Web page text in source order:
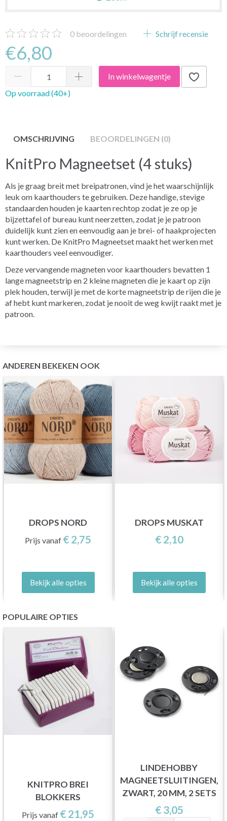
0 beoordelingen Schrijf recensie
€6,80
In winkelwagentje
Op voorraad (40+)
OMSCHRIJVING BEOORDELINGEN (0)
KnitPro Magneetset (4 stuks)
Als je graag breit met breipatronen, vind je het waarschijnlijk
leuk om kaarthouders te gebruiken. Deze handige, stevige
standaarden houden je kaarten rechtop zodat je ze op je
bijzettafel of bureau kunt neerzetten, zodat je je patroon
duidelijk kunt zien en eenvoudig aan je brei- of haakprojecten
kunt werken. De KnitPro Magneetset maakt het werken met
kaarthouders veel eenvoudiger.
Deze vervangende magneten voor kaarthouders bevatten 1
lange magneetstrip en 2 kleine magneten die je kaart op zijn
plek houden, terwijl je met de korte magneetstrip de rijen die je
af hebt kunt markeren, zodat je nooit de weg kwijt raakt met je
patroon.
ANDEREN BEKEKEN OOK
DROPS NORD
Prijs vanaf € 2,75
Bekijk alle opties
DROPS MUSKAT
€ 2,10
Bekijk alle opties
POPULAIRE OPTIES
KNITPRO BREI
BLOKKERS
Prijs vanaf € 21,95
LINDEHOBBY
MAGNEETSLUITINGEN,
ZWART, 20 MM, 2 SETS
€ 3,05